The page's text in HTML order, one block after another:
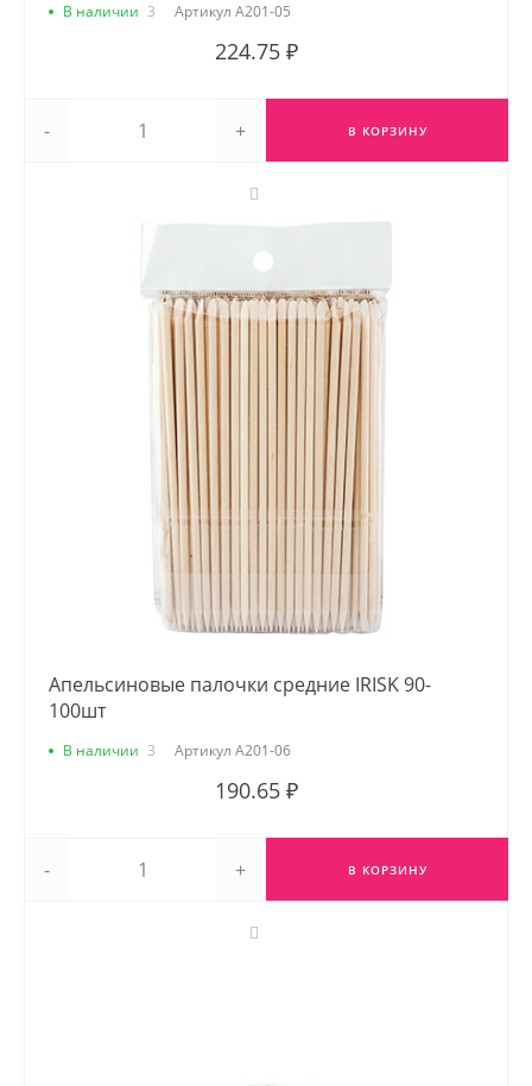
В наличии 3 Артикул А201-05
224.75 ₽
- + В КОРЗИНУ
Апельсиновые палочки средние IRISK 90-
100шт
В наличии 3 Артикул А201-06
190.65 ₽
- + В КОРЗИНУ